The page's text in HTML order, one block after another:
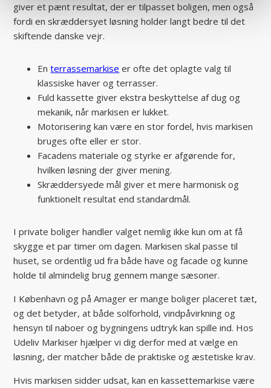
giver et pænt resultat, der er tilpasset boligen, men også
fordi en skræddersyet løsning holder langt bedre til det
skiftende danske vejr.
Enterrassemarkise er ofte det oplagte valg til
klassiske haver og terrasser.
Fuld kassette giver ekstra beskyttelse af dug og
mekanik, når markisen er lukket.
Motorisering kan være en stor fordel, hvis markisen
bruges ofte eller er stor.
Facadens materiale og styrke er afgørende for,
hvilken løsning der giver mening.
Skræddersyede mål giver et mere harmonisk og
funktionelt resultat end standardmål.
I private boliger handler valget nemlig ikke kun om at få
skygge et par timer om dagen. Markisen skal passe til
huset, se ordentlig ud fra både have og facade og kunne
holde til almindelig brug gennem mange sæsoner.
I København og på Amager er mange boliger placeret tæt,
og det betyder, at både solforhold, vindpåvirkning og
hensyn til naboer og bygningens udtryk kan spille ind. Hos
Udeliv Markiser hjælper vi dig derfor med at vælge en
løsning, der matcher både de praktiske og æstetiske krav.
Hvis markisen sidder udsat, kan en kassettemarkise være